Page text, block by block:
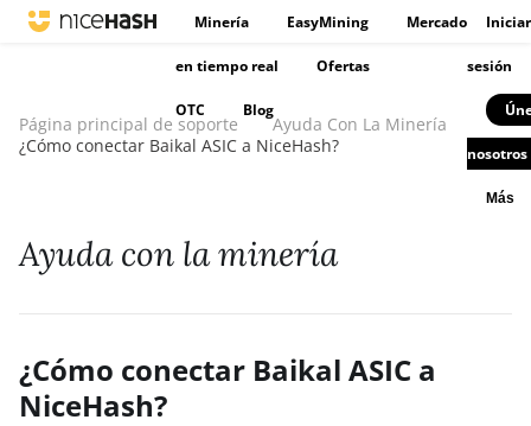
Minería EasyMining Mercado
en tiempo real Ofertas
OTC Blog
Iniciar
sesión
nosotros
Más
Página principal de soporte
Ayuda Con La Minería
¿Cómo conectar Baikal ASIC a NiceHash?
Ayuda con la minería
¿Cómo conectar Baikal ASIC a
NiceHash?